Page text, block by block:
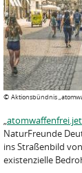
© Aktionsbündnis
„
NaturFreunde
ins Straßenbild
existenzielle